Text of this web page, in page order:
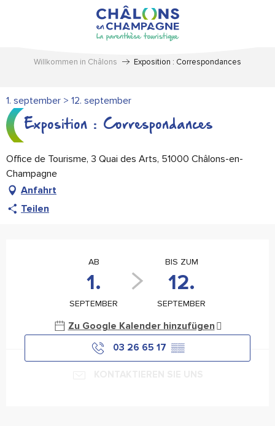
Willkommen in Châlons Exposition : Correspondances
1. september > 12. september
Exposition : Correspondances
Office de Tourisme, 3 Quai des Arts, 51000 Châlons-en-
Champagne
Anfahrt
Teilen
AB
1.
SEPTEMBER
BIS ZUM
12.
SEPTEMBER
Zu Google Kalender hinzufügen
03 26 65 17 ▒▒